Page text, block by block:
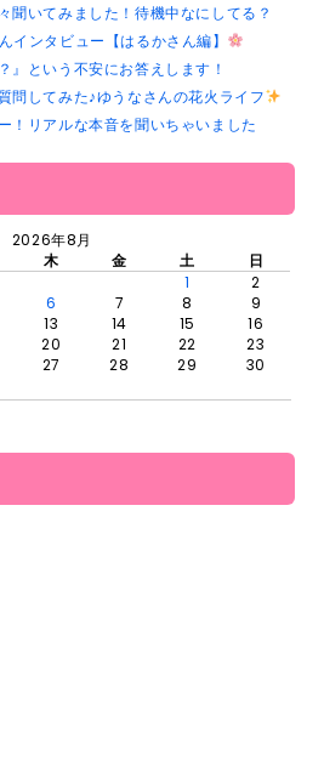
聞いてみました！待機中なにしてる？
ンタビュー【はるかさん編】
』という不安にお答えします！
問してみた♪ゆうなさんの花火ライフ
！リアルな本音を聞いちゃいました
2026年8月
木 金 土
日
1
2
6 7 8
9
13 14 15
16
20 21 22
23
27 28 29
30